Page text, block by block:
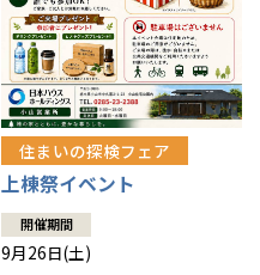
住まいの探検フェア
上棟祭イベント
開催期間
9月26日(土)